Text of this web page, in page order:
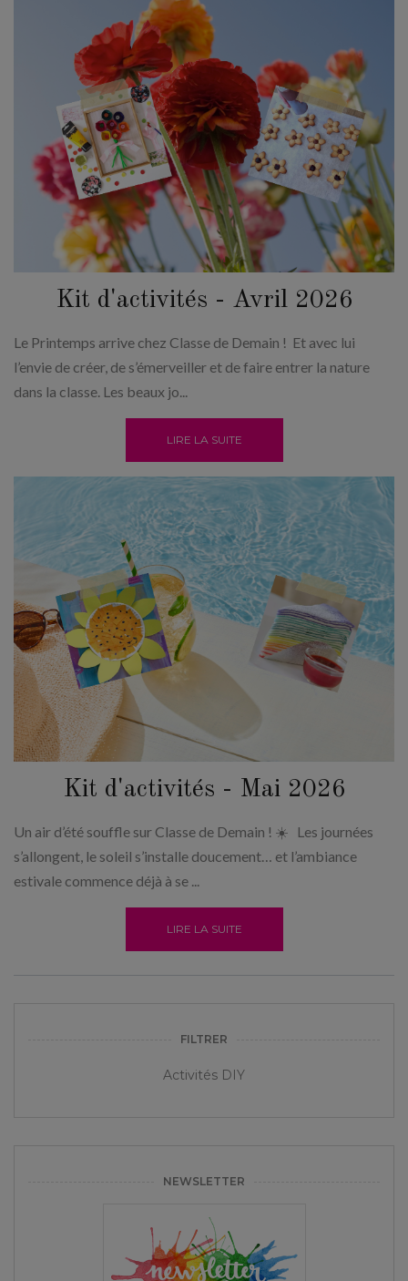
Kit d'activités - Avril 2026
Le Printemps arrive chez Classe de Demain ! Et avec lui
l’envie de créer, de s’émerveiller et de faire entrer la nature
dans la classe. Les beaux jo...
LIRE LA SUITE
Kit d'activités - Mai 2026
Un air d’été souffle sur Classe de Demain ! ☀️ Les journées
s’allongent, le soleil s’installe doucement… et l’ambiance
estivale commence déjà à se ...
LIRE LA SUITE
FILTRER
Activités DIY
NEWSLETTER